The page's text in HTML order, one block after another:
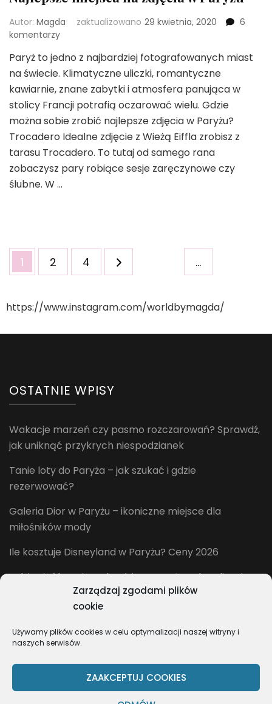
Zarządzaj zgodami plików
cookie
Używamy plików cookies w celu optymalizacji naszej witryny i
naszych serwisów.
ZAAKCEPTUJ COOKIES
Autor: Magda zaktualizowano 29 kwietnia, 2020
6
komentarzydo
miejsca
na
zdjęcia
Paryżu
Paryż to jedno z najbardziej fotografowanych miast
na świecie. Klimatyczne uliczki, romantyczne
kawiarnie, znane zabytki i atmosfera panująca w
stolicy Francji potrafią oczarować wielu. Gdzie
można sobie zrobić najlepsze zdjęcia w Paryżu?
Trocadero Idealne zdjęcie z Wieżą Eiffla zrobisz z
tarasu Trocadero. To tutaj od samego rana
zobaczysz pary robiące sesje zaręczynowe czy
ślubne. W …
Stronicowanie
wpisów
Strona
1 Strona
2 …
Strona
4
https://www.instagram.com/worldbymagda/
OSTATNIE WPISY
Wakacje marzeń czy pasmo rozczarowań? Sprawdź,
jak uniknąć przykrych niespodzianek
Tanie loty do Paryża – jak szukać i gdzie
rezerwować?
Galeria Dior w Paryżu – ikoniczne miejsce dla
miłośników mody
Ile kosztuje Disneyland w Paryżu? Ceny 2026
Gdzie zjeść w Disneylandzie w Paryżu? Aktualizacja
2026Prawa autorskieŻycie na emigracji we Francji
Blossom Themes